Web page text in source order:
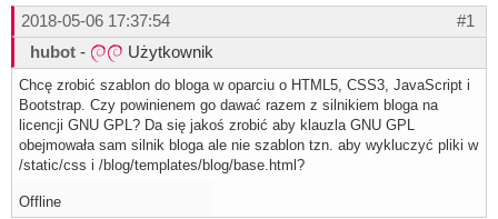
#1
2018-05-06 17:37:54
hubot - Użytkownik
Chcę zrobić szablon do bloga w oparciu o HTML5, CSS3, JavaScript i
Bootstrap. Czy powinienem go dawać razem z silnikiem bloga na
licencji GNU GPL? Da się jakoś zrobić aby klauzla GNU GPL
obejmowała sam silnik bloga ale nie szablon tzn. aby wykluczyć pliki w
/static/css i /blog/templates/blog/base.html?
Offline